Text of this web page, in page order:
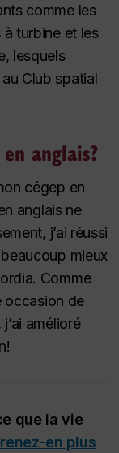
comme les
à turbine et les
lesquels
Club spatial
anglais?
cégep en
anglais ne
j’ai réussi
mieux
Comme
occasion de
amélioré
que la vie
en plus